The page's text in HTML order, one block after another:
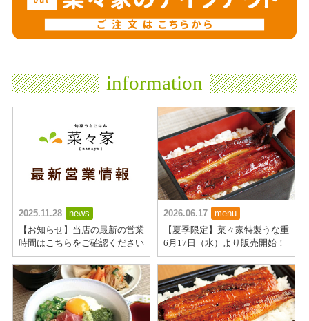
information
2025.11.28
news
【お知らせ】当店の最新の営業
時間はこちらをご確認ください
2026.06.17
menu
【夏季限定】菜々家特製うな重
6月17日（水）より販売開始！